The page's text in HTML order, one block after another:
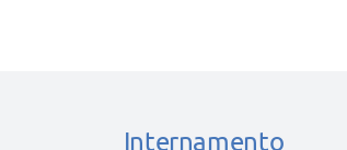
Internamento